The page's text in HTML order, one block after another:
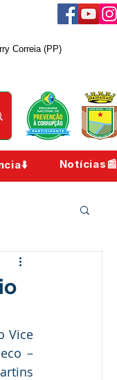
Correia (PP)
Notícias📰
Vice
–